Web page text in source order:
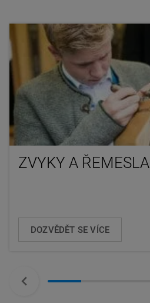
ZVYKY A ŘEMESLA
DOZVĚDĚT SE VÍCE